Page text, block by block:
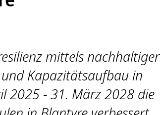
mittels nachhaltiger
Kapazitätsaufbau in
2025 - 31. März 2028 die